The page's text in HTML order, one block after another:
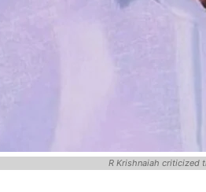
R Krishnaiah criticized